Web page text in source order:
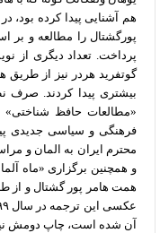
پورگشتال را مطالعه و
پرداخت. تعداد دیگری از
گوتفرید هردر نیز از طریق
بیشتری پیدا کردند. صرف
فرهنگی و سیاسی جدیدی
محترم ایران به المان و
و همچنین برگزاری «ماه
همت هامر پور گشتال و از
آن شده است، چاپ دومش